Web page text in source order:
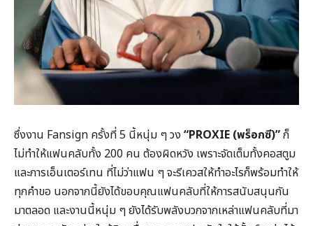
ซึ่งงาน Fansign ครั้งที่ 5 นี้หนุ่ม ๆ วง “PROXIE (พร็อกซี)”ก็
ไม่ทำให้แฟนคลับทั้ง 200 คน ต้องผิดหวัง เพราะจัดเต็มทั้งคอสตูม
และการเอ็นเตอร์เทน ที่ไม่ว่าแฟน ๆ จะรีเควสให้ทำอะไรก็พร้อมทำให้
ทุกคำขอ นอกจากนี้ยังได้ขอบคุณแฟนคลับที่ให้การสนับสนุนกัน
มาตลอด และงานนี้หนุ่ม ๆ ยังได้รับพลังบวกจากเหล่าแฟนคลับที่มา